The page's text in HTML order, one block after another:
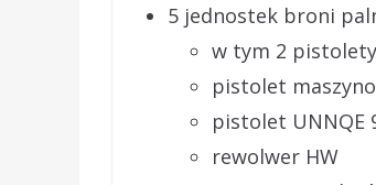
5 jednostek broni
w tym 2 pistolety
pistolet
pistolet UNNQE
rewolwer HW